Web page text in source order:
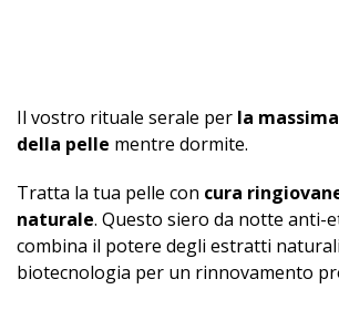
Il vostro rituale serale per la
della pelle mentre dormite.
Tratta la tua pelle con cura
naturale. Questo siero da notte anti-
combina il potere degli estratti
biotecnologia per un rinnovamento